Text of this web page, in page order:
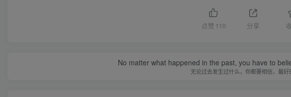
点赞 110 分享
No matter what happened in the past, you have to
无论过去发生过什么，你都要相信，最好